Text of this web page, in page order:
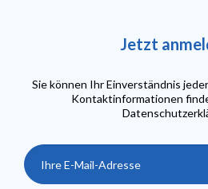
Jetzt
Sie können Ihr Einverständnis
Kontaktinformationen